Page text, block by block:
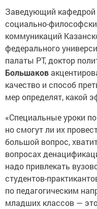
Заведующий кафедрой
социально-
коммуникаций
федерального
палаты РТ, доктор
Большаков
качество и способ
мер определят, какой
«Специальные уроки
но смогут ли их
большой вопрос,
вопросах
надо привлекать
студентов-
по педагогическим
младших классов —